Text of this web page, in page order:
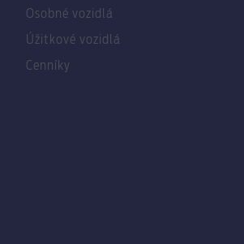
Osobné vozidlá
Úžitkové vozidlá
Cenníky